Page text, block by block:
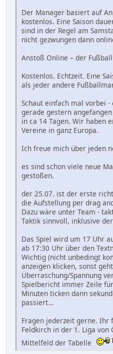
Der Manager basiert auf
kostenlos. Eine Saison
sind in der Regel am
nicht gezwungen dann
Anstoß Online – der
Kostenlos. Echtzeit. Eine
als jeder andere
Schaut einfach mal vorbei -
gerade gestern
in ca 14 Tagen. Wir haben
Vereine in ganz Europa.
Ich freue mich über jeden
es sind schon viele neue
gestoßen.
der 25.07. ist der erste
die Aufstellung per drag
Dazu wäre unter Team -
Taktik sinnvoll, inklusive
Das Spiel wird um 17 Uhr
ab 17:30 Uhr über den
Wichtig (nicht unbedingt
anzeigen klicken, sonst
Überraschung/Spannung
Spielbericht immer Zeile
Minuten ticken dann
passiert...
Fragen jederzeit gerne. Ihr
Feldkirch in der 1. Liga
Mittelfeld der Tabelle